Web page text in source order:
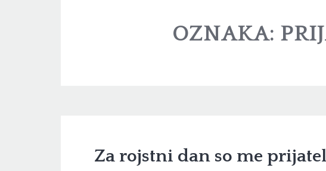
OZNAKA:
Za rojstni dan so me